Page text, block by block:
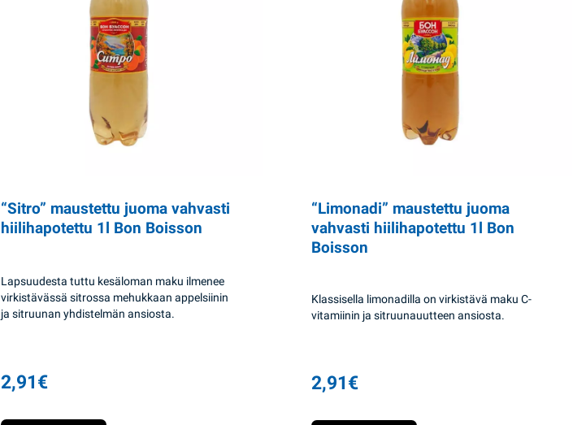
“Sitro” maustettu juoma vahvasti
hiilihapotettu 1l Bon Boisson
Lapsuudesta tuttu kesäloman maku ilmenee
virkistävässä sitrossa mehukkaan appelsiinin
ja sitruunan yhdistelmän ansiosta.
2,91€
“Limonadi” maustettu juoma
vahvasti hiilihapotettu 1l Bon
Boisson
Klassisella limonadilla on virkistävä maku C-
vitamiinin ja sitruunauutteen ansiosta.
2,91€